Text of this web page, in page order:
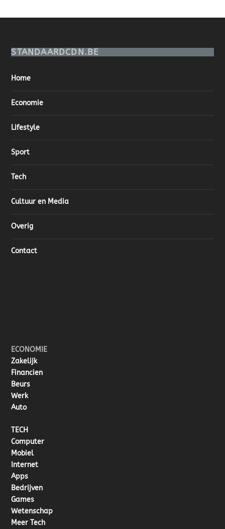
STANDAARDCDN.BE
Home
Economie
Lifestyle
Sport
Tech
Cultuur en Media
Overig
Contact
ECONOMIE
Zakelijk
Financien
Beurs
Werk
Auto
TECH
Computer
Mobiel
Internet
Apps
Bedrijven
Games
Wetenschap
Meer Tech